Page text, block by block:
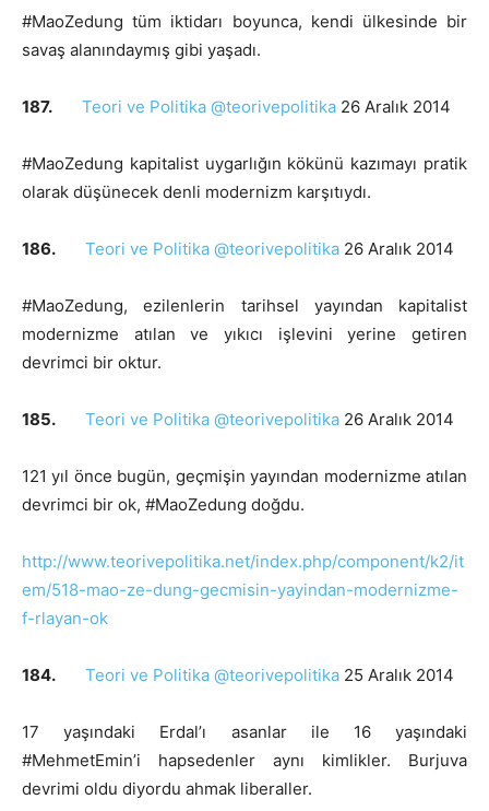
#MaoZedung tüm iktidarı boyunca, kendi ülkesinde bir
savaş alanındaymış gibi yaşadı.
187. Teori ve Politika @teorivepolitika 26 Aralık 2014
#MaoZedung kapitalist uygarlığın kökünü kazımayı pratik
olarak düşünecek denli modernizm karşıtıydı.
186. Teori ve Politika @teorivepolitika 26 Aralık 2014
#MaoZedung, ezilenlerin tarihsel yayından kapitalist
modernizme atılan ve yıkıcı işlevini yerine getiren
devrimci bir oktur.
185. Teori ve Politika @teorivepolitika 26 Aralık 2014
121 yıl önce bugün, geçmişin yayından modernizme atılan
devrimci bir ok, #MaoZedung doğdu.
http://www.teorivepolitika.net/index.php/component/k2/it
em/518-mao-ze-dung-gecmisin-yayindan-modernizme-
f-rlayan-ok
184. Teori ve Politika @teorivepolitika 25 Aralık 2014
17 yaşındaki Erdal’ı asanlar ile 16 yaşındaki
#MehmetEmin’i hapsedenler aynı kimlikler. Burjuva
devrimi oldu diyordu ahmak liberaller.